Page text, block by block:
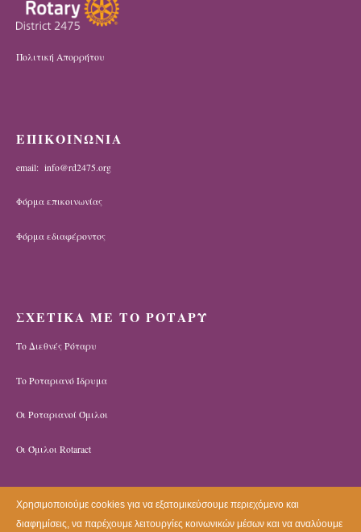
Πολιτική Απορρήτου
ΕΠΙΚΟΙΝΩΝΙΑ
email: info@rd2475.org
Φόρμα επικοινωνίας
Φόρμα εδιαφέροντος
ΣΧΕΤΙΚΑ ΜΕ ΤΟ ΡΟΤΑΡΥ
Το Διεθνές Ρόταρυ
Το Ροταριανό Ίδρυμα
Οι Ροταριανοί Όμιλοι
Οι Όμιλοι Rotaract
Χρησιμοποιούμε cookies για να εξατομικεύσουμε περιεχόμενο και
διαφημίσεις, να παρέχουμε λειτουργίες κοινωνικών μέσων και να αναλύουμε